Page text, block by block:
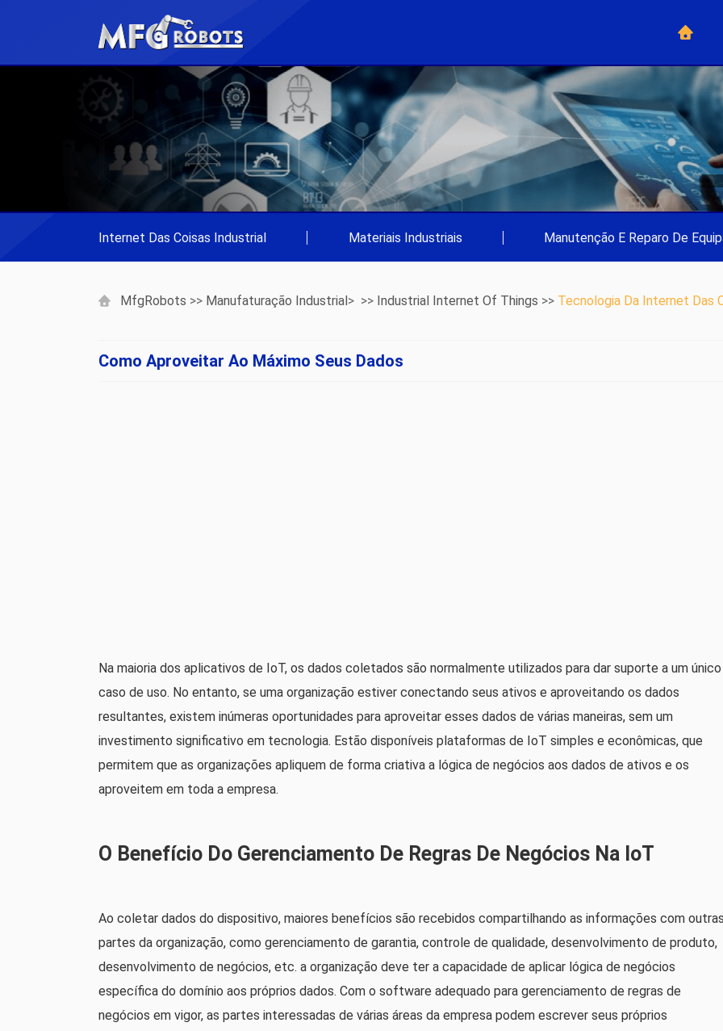
Internet Das Coisas Industrial Materiais Industriais Manutenção E Reparo De
MfgRobots >> Manufaturação Industrial> >> Industrial Internet Of Things >> Tecnologia Da Internet Das
Como Aproveitar Ao Máximo Seus Dados
Na maioria dos aplicativos de IoT, os dados coletados são normalmente utilizados para dar suporte a um único
caso de uso. No entanto, se uma organização estiver conectando seus ativos e aproveitando os dados
resultantes, existem inúmeras oportunidades para aproveitar esses dados de várias maneiras, sem um
investimento significativo em tecnologia. Estão disponíveis plataformas de IoT simples e econômicas, que
permitem que as organizações apliquem de forma criativa a lógica de negócios aos dados de ativos e os
aproveitem em toda a empresa.
O Benefício Do Gerenciamento De Regras De Negócios Na IoT
Ao coletar dados do dispositivo, maiores benefícios são recebidos compartilhando as informações com
partes da organização, como gerenciamento de garantia, controle de qualidade, desenvolvimento de produto,
desenvolvimento de negócios, etc. a organização deve ter a capacidade de aplicar lógica de negócios
específica do domínio aos próprios dados. Com o software adequado para gerenciamento de regras de
negócios em vigor, as partes interessadas de várias áreas da empresa podem escrever seus próprios